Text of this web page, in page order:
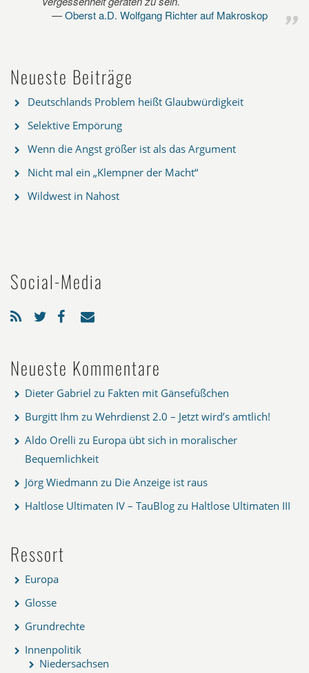
Oberst a.D. Wolfgang Richter auf Makroskop
Neueste Beiträge
Deutschlands Problem heißt Glaubwürdigkeit
Selektive Empörung
Wenn die Angst größer ist als das Argument
Nicht mal ein „Klempner der Macht“
Wildwest in Nahost
Social-Media
Neueste Kommentare
Dieter Gabriel zu Fakten mit Gänsefüßchen
Burgitt Ihm zu Wehrdienst 2.0 – Jetzt wird’s amtlich!
Aldo Orelli zu Europa übt sich in moralischer
Bequemlichkeit
Jörg Wiedmann zu Die Anzeige ist raus
Haltlose Ultimaten IV – TauBlog zu Haltlose Ultimaten III
Ressort
Europa
Glosse
Grundrechte
Innenpolitik
Niedersachsen